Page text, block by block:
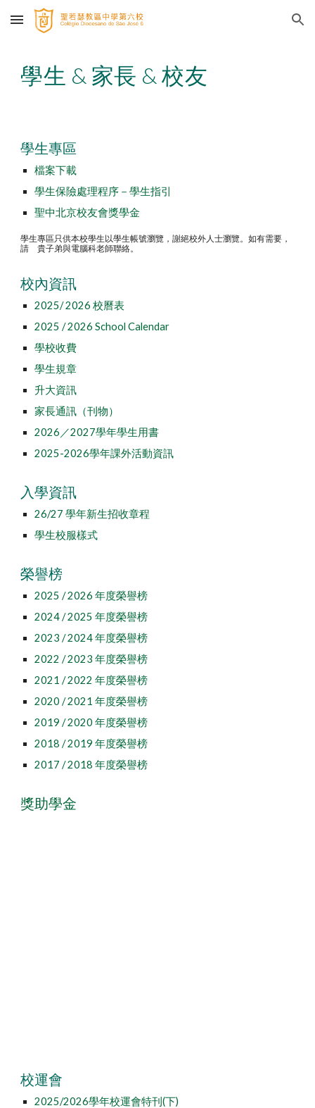
Skip to main content Skip to navigation
學生 & 家長 & 校友
學生專區
檔案下載
學生保險處理程序－學生指引
聖中北京校友會獎學金
學生專區只供本校學生以學生帳號瀏覽，謝絕校外人士瀏覽。如有需要，
請 貴子弟與電腦科老師聯絡。
校內資訊
2025/ 2026 校曆表
2025 / 2026 School Calendar
學校收費
學生規章
升大資訊
家長通訊（刊物）
2026／2027學年學生用書
2025-2026學年課外活動資訊
入學資訊
26/27 學年新生招收章程
學生校服樣式
榮譽榜
2025 / 2026 年度榮譽榜
2024 / 2025 年度榮譽榜
2023 / 2024 年度榮譽榜
2022 / 2023年度榮譽榜
2021 / 2022 年度榮譽榜
2020 / 2021 年度榮譽榜
2019 / 2020 年度榮譽榜
2018 / 2019 年度榮譽榜
2017 / 2018 年度榮譽榜
獎助學金
校運會
2025/2026學年校運會特刊(下)